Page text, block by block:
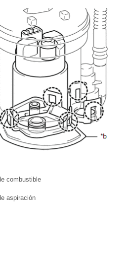
combustible
aspiración